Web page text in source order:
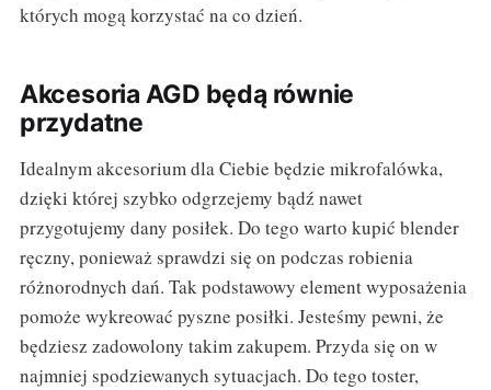
których mogą korzystać na co dzień.
Akcesoria AGD będą równie
przydatne
Idealnym akcesorium dla Ciebie będzie mikrofalówka,
dzięki której szybko odgrzejemy bądź nawet
przygotujemy dany posiłek. Do tego warto kupić blender
ręczny, ponieważ sprawdzi się on podczas robienia
różnorodnych dań. Tak podstawowy element wyposażenia
pomoże wykreować pyszne posiłki. Jesteśmy pewni, że
będziesz zadowolony takim zakupem. Przyda się on w
najmniej spodziewanych sytuacjach. Do tego toster,